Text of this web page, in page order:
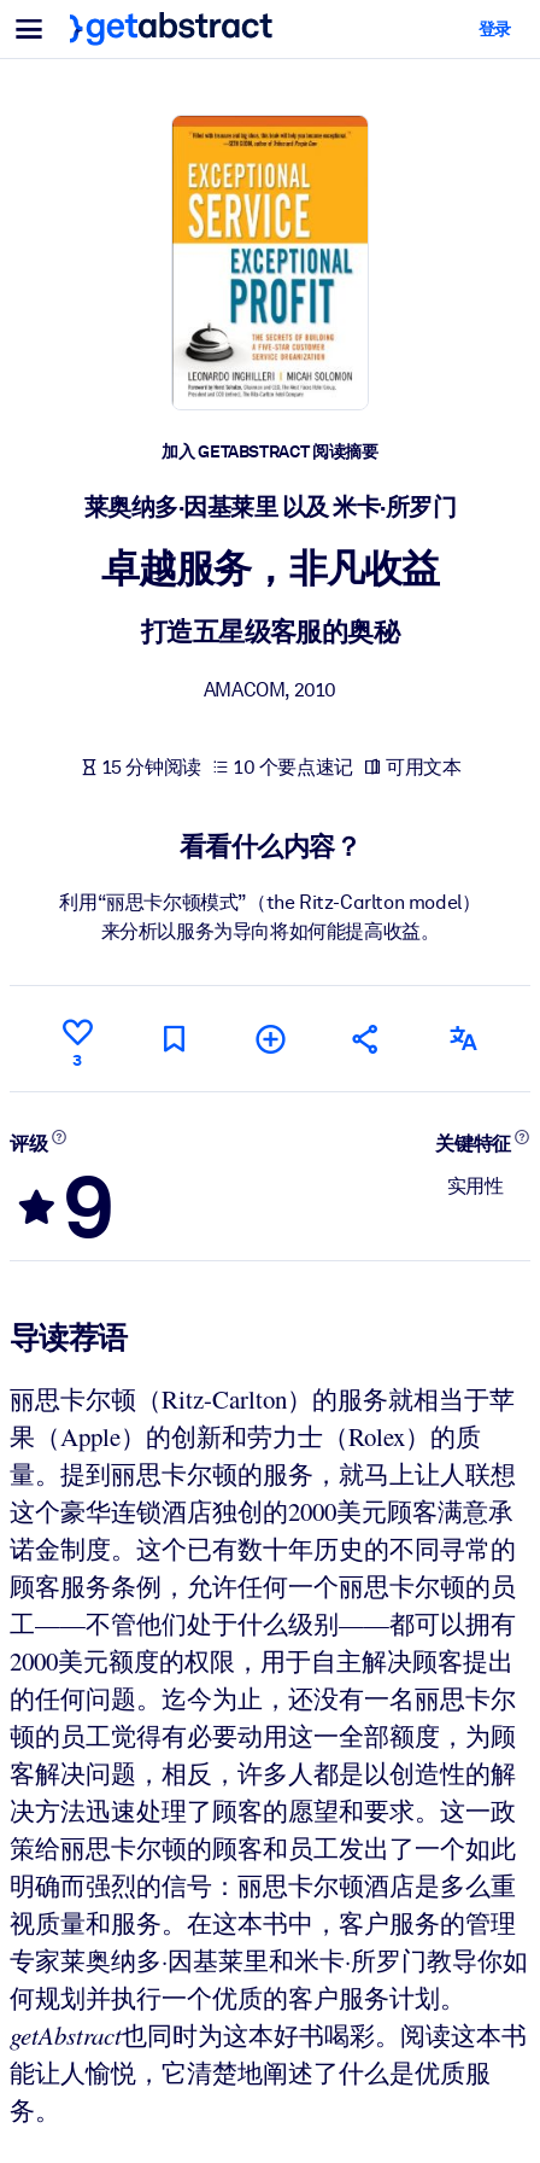
菜单
面向团队与管理者
为您的员工配备关键的人工智能技能。
帮助您的管理者为未来的工作时代做好准备。
让团队更轻松地共同学习、解决实际问题并更快采取行动。
培养您的员工应对未来挑战所需的技能。
面向 LMS/LXP
将简短且经过验证的知识引入您的 LMS/LXP，以获得更强的学习效
利用可靠、结构化的知识为您的人工智能系统提供动力，以改善输
面向人工智能系统
登录
加入 GETABSTRACT 阅读摘要
莱奥纳多·因基莱里 以及 米卡·所罗门
卓越服务，非凡收益
打造五星级客服的奥秘
AMACOM, 2010
15 分钟阅读 10 个要点速记 可用文本
看看什么内容？
利用“丽思卡尔顿模式”（the Ritz-Carlton model）
来分析以服务为导向将如何能提高收益。
3
评级
9
关键特征
实用性
导读荐语
丽思卡尔顿（Ritz-Carlton）的服务就相当于苹
果（Apple）的创新和劳力士（Rolex）的质
量。提到丽思卡尔顿的服务，就马上让人联想
这个豪华连锁酒店独创的2000美元顾客满意承
诺金制度。这个已有数十年历史的不同寻常的
顾客服务条例，允许任何一个丽思卡尔顿的员
工——不管他们处于什么级别——都可以拥有
2000美元额度的权限，用于自主解决顾客提出
的任何问题。迄今为止，还没有一名丽思卡尔
顿的员工觉得有必要动用这一全部额度，为顾
客解决问题，相反，许多人都是以创造性的解
决方法迅速处理了顾客的愿望和要求。这一政
策给丽思卡尔顿的顾客和员工发出了一个如此
明确而强烈的信号：丽思卡尔顿酒店是多么重
视质量和服务。在这本书中，客户服务的管理
专家莱奥纳多·因基莱里和米卡·所罗门教导你如
何规划并执行一个优质的客户服务计划。
getAbstract也同时为这本好书喝彩。阅读这本书
能让人愉悦，它清楚地阐述了什么是优质服
务。